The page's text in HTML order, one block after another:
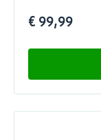
€ 99,99